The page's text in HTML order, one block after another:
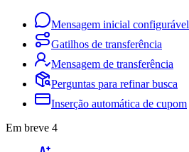
Mensagem inicial configurável
Gatilhos de transferência
Mensagem de transferência
Perguntas para refinar busca
Inserção automática de cupom
Em breve 4